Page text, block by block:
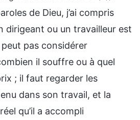
de Dieu, j’ai compris
dirigeant ou un travailleur est
pas considérer
il souffre ou à quel
; il faut regarder les
dans son travail, et la
qu’il a accompli